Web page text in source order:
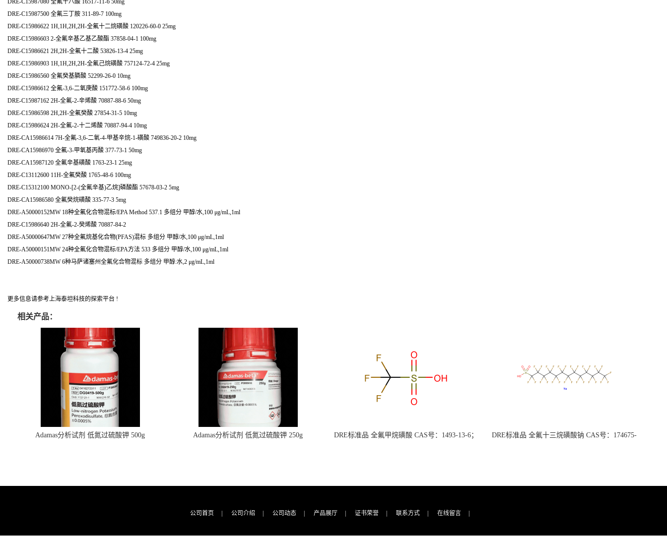
DRE-C15987500 全氟三丁胺 311-89-7 100mg
DRE-C15986622 1H,1H,2H,2H-全氟十二烷磺酸 120226-60-0 25mg
DRE-C15986603 2-全氟辛基乙基乙酸酯 37858-04-1 100mg
DRE-C15986621 2H,2H-全氟十二酸 53826-13-4 25mg
DRE-C15986903 1H,1H,2H,2H-全氟己烷磺酸 757124-72-4 25mg
DRE-C15986560 全氟癸基膦酸 52299-26-0 10mg
DRE-C15986612 全氟-3,6-二氧庚酸 151772-58-6 100mg
DRE-C15987162 2H-全氟-2-辛烯酸 70887-88-6 50mg
DRE-C15986598 2H,2H-全氟癸酸 27854-31-5 10mg
DRE-C15986624 2H-全氟-2-十二烯酸 70887-94-4 10mg
DRE-CA15986614 7H-全氟-3,6-二氧-4-甲基辛烷-1-磺酸 749836-20-2 10mg
DRE-CA15986970 全氟-3-甲氧基丙酸 377-73-1 50mg
DRE-CA15987120 全氟辛基磺酸 1763-23-1 25mg
DRE-C13112600 11H-全氟癸酸 1765-48-6 100mg
DRE-C15312100 MONO-[2-(全氟辛基)乙烷]磷酸酯 57678-03-2 5mg
DRE-CA15986580 全氟癸烷磺酸 335-77-3 5mg
DRE-A50000152MW 18种全氟化合物混标/EPA Method 537.1 多组分 甲醇/水,100 μg/mL,1ml
DRE-C15986640 2H-全氟-2-癸烯酸 70887-84-2
DRE-A50000647MW 27种全氟烷基化合物(PFAS)混标 多组分 甲醇/水,100 μg/mL,1ml
DRE-A50000151MW 24种全氟化合物混标/EPA方法 533 多组分 甲醇/水,100 μg/mL,1ml
DRE-A50000738MW 6种马萨诸塞州全氟化合物混标 多组分 甲醇:水,2 μg/mL,1ml
更多信息请参考上海泰坦科技的探索平台 !
相关产品：
Adamas分析试剂 低氮过硫酸钾 500g
Adamas分析试剂 低氮过硫酸钾 250g
DRE标准品 全氟甲烷磺酸 CAS号：1493-13-6；
DRE标准品 全氟十三烷磺酸钠 CAS号：174675-
公司首页 | 公司介绍 | 公司动态 | 产品展厅 | 证书荣誉 | 联系方式 | 在线留言 |